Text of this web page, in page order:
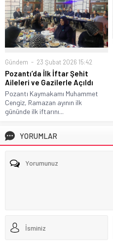
Gündem 23 Şubat 2026 15:42
Pozantı’da İlk İftar Şehit
Aileleri ve Gazilerle Açıldı
Pozantı Kaymakamı Muhammet
Cengiz, Ramazan ayının ilk
gününde ilk iftarını...
YORUMLAR